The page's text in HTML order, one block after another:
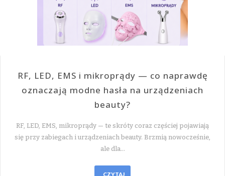
RF, LED, EMS i mikroprądy — co naprawdę
oznaczają modne hasła na urządzeniach
beauty?
RF, LED, EMS, mikroprądy — te skróty coraz częściej pojawiają
się przy zabiegach i urządzeniach beauty. Brzmią nowocześnie,
ale dla…
CZYTAJ